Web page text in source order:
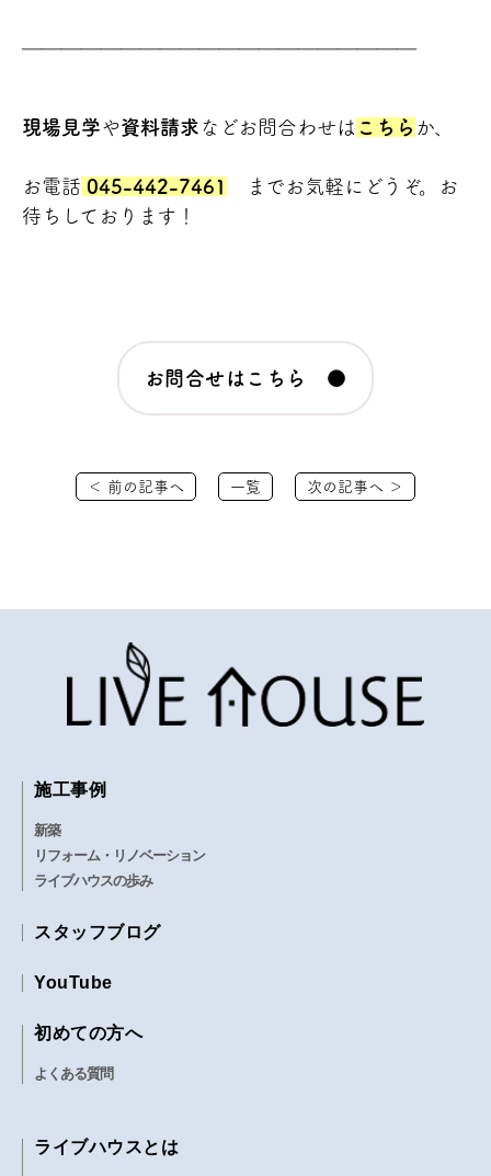
現場見学や資料請求 などお問合わせは こちら か、
お電話 045-442-7461
までお気軽にどうぞ。お
待ちしております！
お問合せはこちら ●
＜ 前の記事へ 一覧 次の記事へ ＞
施工事例
新築
リフォーム・リノベーション
ライブハウスの歩み
スタッフブログ
YouTube
初めての方へ
よくある質問
ライブハウスとは